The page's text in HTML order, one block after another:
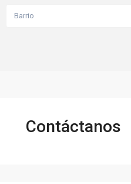
Barrio
Contáctanos